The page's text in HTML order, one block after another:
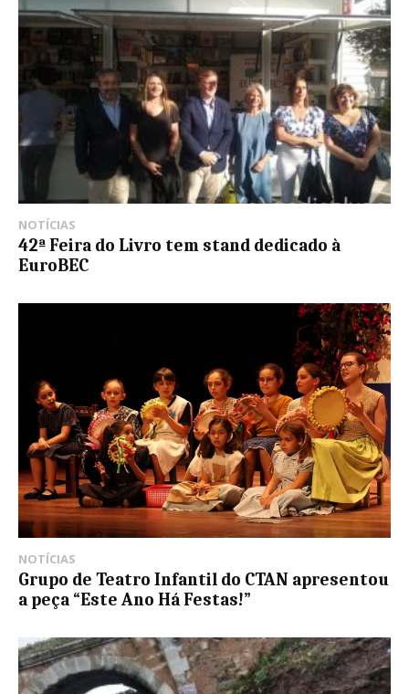
NOTÍCIAS
42ª Feira do Livro tem stand dedicado à
EuroBEC
NOTÍCIAS
Grupo de Teatro Infantil do CTAN apresentou
a peça “Este Ano Há Festas!”